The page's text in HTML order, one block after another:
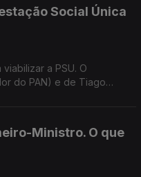
Social Única
a PSU. O
do PAN) e de Tiago
Ministro. O que